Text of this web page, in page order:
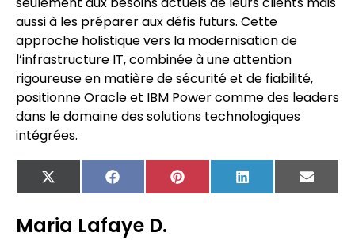
aussi à les préparer aux défis futurs. Cette
approche holistique vers la modernisation de
l’infrastructure IT, combinée à une attention
rigoureuse en matière de sécurité et de fiabilité,
positionne Oracle et IBM Power comme des leaders
dans le domaine des solutions technologiques
intégrées.
X
(Twitter)
FacebookPinterest LinkedIn Email
Maria Lafaye D.